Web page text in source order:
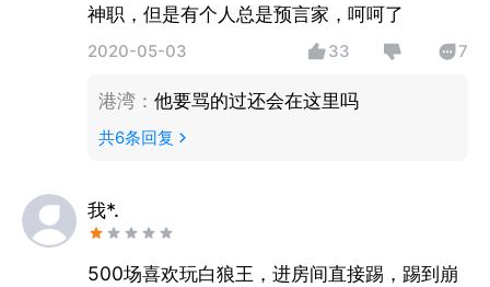
神职，但是有个人总是预言家，呵呵了
2020-05-03 33 7
港湾： 他要骂的过还会在这里吗
共6条回复
我*.
500场喜欢玩白狼王，进房间直接踢，踢到崩